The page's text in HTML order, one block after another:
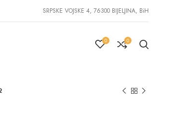
SRPSKE VOJSKE 4, 76300 BIJELJINA, BiH
0 0